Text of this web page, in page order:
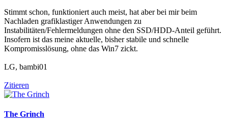
Stimmt schon, funktioniert auch meist, hat aber bei mir beim
Nachladen grafiklastiger Anwendungen zu
Instabilitäten/Fehlermeldungen ohne den SSD/HDD-Anteil geführt.
Insofern ist das meine aktuelle, bisher stabile und schnelle
Kompromisslösung, ohne das Win7 zickt.
LG, bambi01
Zitieren
The Grinch